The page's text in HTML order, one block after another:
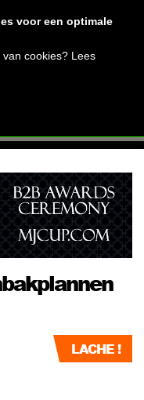
LACHE !
voor een optimale
cookies? Lees